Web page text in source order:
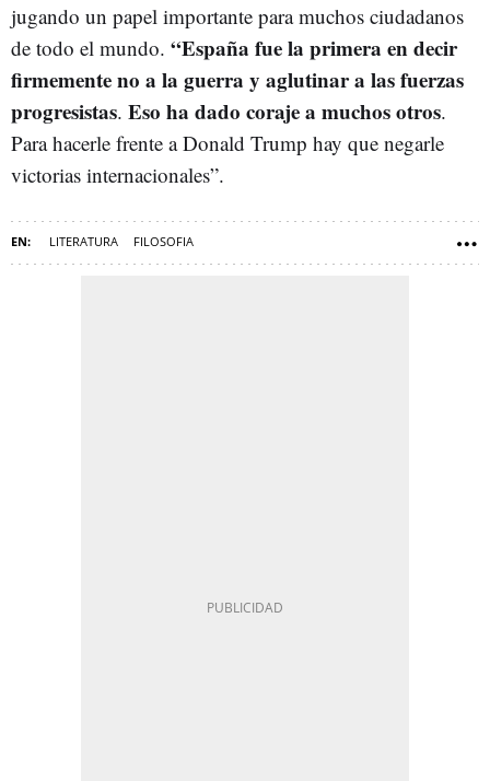
jugando un papel importante para muchos ciudadanos
de todo el mundo. “España fue la primera en decir
firmemente no a la guerra y aglutinar a las fuerzas
progresistas. Eso ha dado coraje a muchos otros.
Para hacerle frente a Donald Trump hay que negarle
victorias internacionales”.
LITERATURA FILOSOFIA